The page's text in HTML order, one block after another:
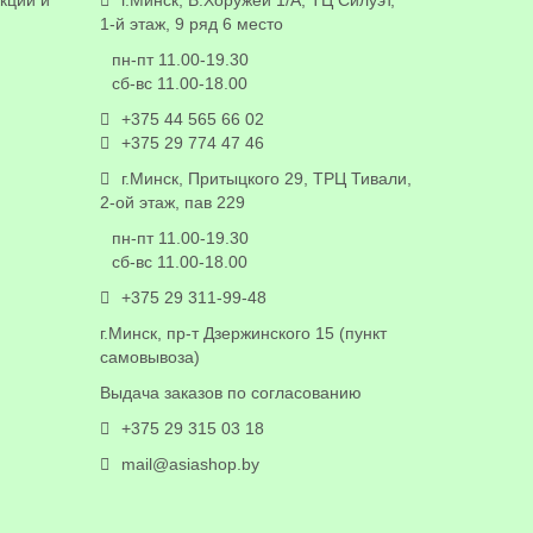
1-й этаж, 9 ряд 6 место
пн-пт 11.00-19.30
сб-вс 11.00-18.00
+375 44 565 66 02
+375 29 774 47 46
г.Минск, Притыцкого 29, ТРЦ Тивали,
2-ой этаж, пав 229
пн-пт 11.00-19.30
сб-вс 11.00-18.00
+375 29 311-99-48
г.Минск, пр-т Дзержинского 15 (пункт
самовывоза)
Выдача заказов по согласованию
+375 29 315 03 18
mail@asiashop.by